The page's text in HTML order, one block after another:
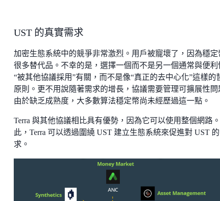
UST 的真實需求
加密生態系統中的競爭非常激烈。用戶被寵壞了，因為穩定
很多替代品。不幸的是，選擇一個而不是另一個通常與便利
“被其他協議採用”有關，而不是像“真正的去中心化”這樣的
原則。更不用說隨著需求的增長，協議需要管理可擴展性問
由於缺乏成熟度，大多數算法穩定幣尚未經歷過這一點。
Terra 與其他協議相比具有優勢，因為它可以使用整個網路
此，Terra 可以透過圍繞 UST 建立生態系統來促進對 UST
求。